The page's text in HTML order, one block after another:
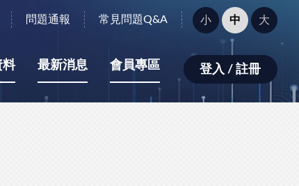
問題通報 常見問題Q&A
字
型
小：
小 中 大
料 最新消息 會員專區 登入 / 註冊